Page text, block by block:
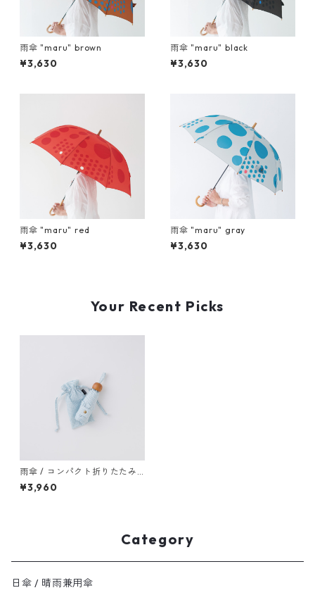
雨傘 "maru" brown
¥3,630
雨傘 "maru" black
¥3,630
雨傘 "maru" red
¥3,630
雨傘 "maru" gray
¥3,630
Your Recent Picks
雨傘 / コンパクト折りたたみ
傘 "check" off
¥3,960
Category
日傘 / 晴雨兼用傘